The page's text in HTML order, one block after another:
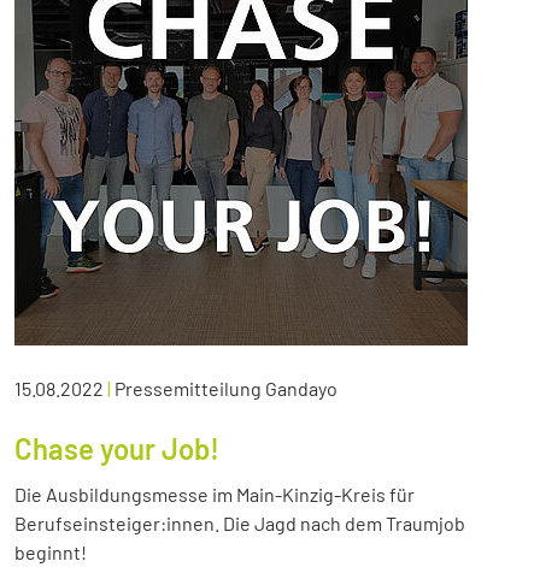
15.08.2022 | Pressemitteilung Gandayo
Chase your Job!
Die Ausbildungsmesse im Main-Kinzig-Kreis für
Berufseinsteiger:innen. Die Jagd nach dem Traumjob
beginnt!